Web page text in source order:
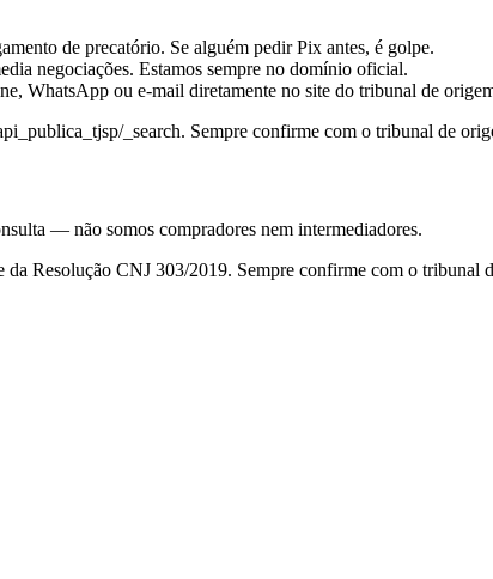
de precatório. Se alguém pedir Pix antes, é golpe.
negociações. Estamos sempre no domínio oficial.
WhatsApp ou e-mail diretamente no site do tribunal de
_search. Sempre confirme com o tribunal de
— não somos compradores nem intermediadores.
Resolução CNJ 303/2019. Sempre confirme com o tribunal